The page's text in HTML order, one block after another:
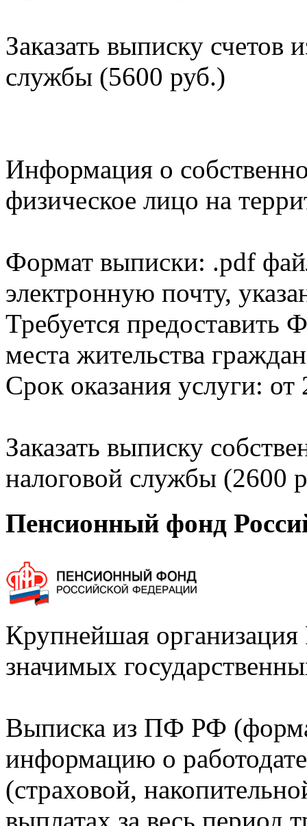
Заказать выписку счетов
службы (5600 руб.)
Информация о
физическое лицо на
Формат выписки: .pdf
электронную почту,
Требуется
места жительства
Срок оказания услуги: от
Заказать выписку
налоговой службы (2600
Пенсионный фонд
Крупнейшая
значимых
Выписка из ПФ РФ
информацию о
(страховой,
выплатах за весь период